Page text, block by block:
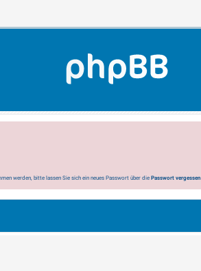
werden, bitte lassen Sie sich ein neues Passwort über die Passwort vergessen